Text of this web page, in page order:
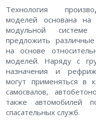
Технология
моделей основана на
модульной системе
предложить
на основе
моделей. Наряду с
назначения и
могут применяться в
самосвалов,
также автомобилей
спасательных служб.